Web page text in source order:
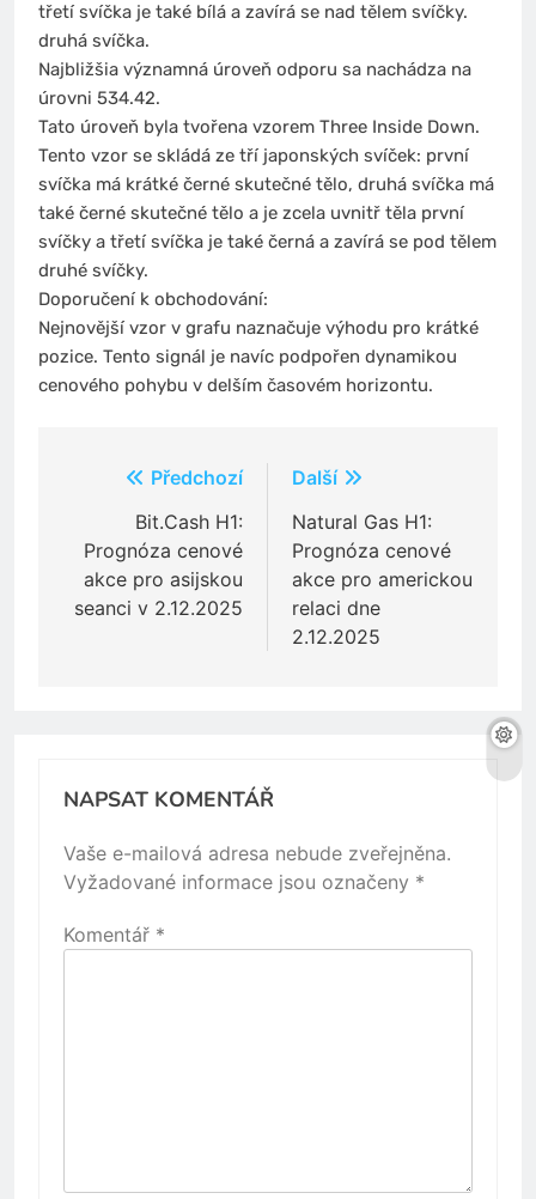
třetí svíčka je také bílá a zavírá se nad tělem svíčky.
druhá svíčka.
Najbližšia významná úroveň odporu sa nachádza na
úrovni 534.42.
Tato úroveň byla tvořena vzorem Three Inside Down.
Tento vzor se skládá ze tří japonských svíček: první
svíčka má krátké černé skutečné tělo, druhá svíčka má
také černé skutečné tělo a je zcela uvnitř těla první
svíčky a třetí svíčka je také černá a zavírá se pod tělem
druhé svíčky.
Doporučení k obchodování:
Nejnovější vzor v grafu naznačuje výhodu pro krátké
pozice. Tento signál je navíc podpořen dynamikou
cenového pohybu v delším časovém horizontu.
Navigace
příspěvek
Předchozí
Bit.Cash H1:
Prognóza cenové
akce pro asijskou
seanci v 2.12.2025
Další
Natural Gas H1:
Prognóza cenové
akce pro americkou
relaci dne
2.12.2025
NAPSAT KOMENTÁŘ
Vaše e-mailová adresa nebude zveřejněna.
Vyžadované informace jsou označeny *
Komentář *